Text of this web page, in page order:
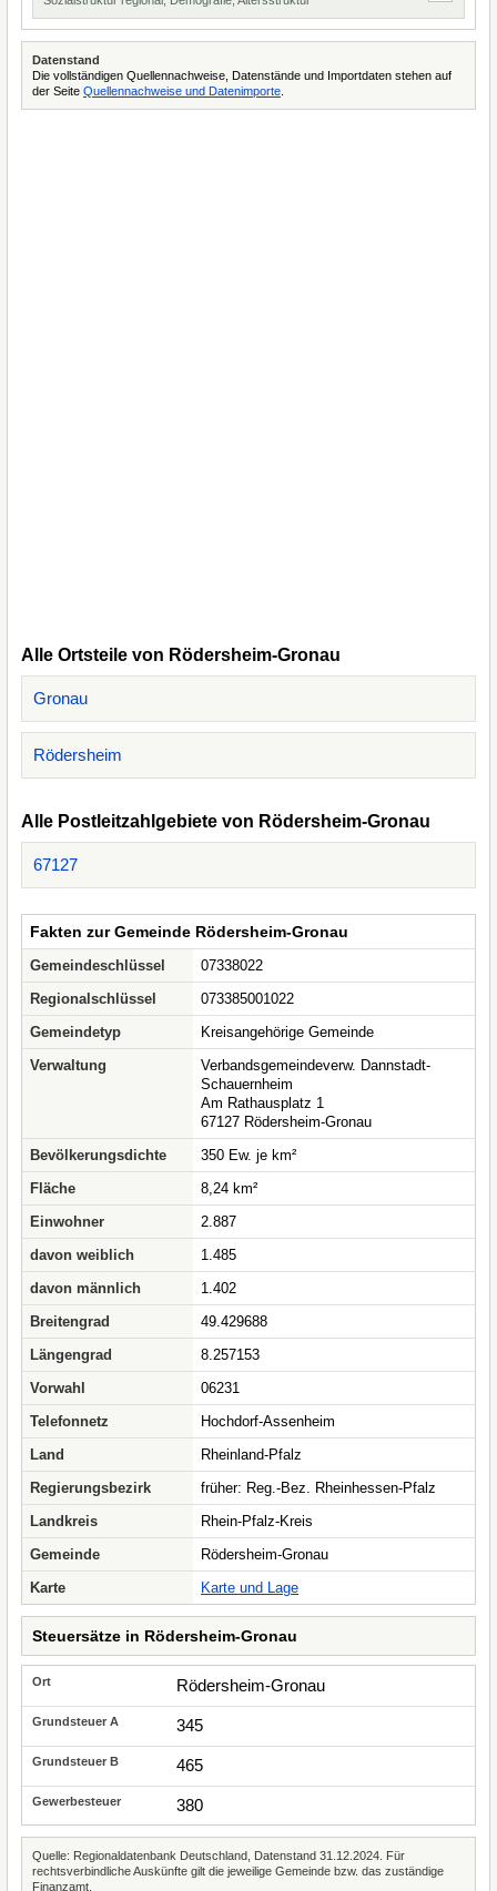
Datenstand
Die vollständigen Quellennachweise, Datenstände und Importdaten stehen auf
der Seite Quellennachweise und Datenimporte
Alle Ortsteile von Rödersheim-Gronau
Gronau
Rödersheim
Alle Postleitzahlgebiete von Rödersheim-Gronau
67127
Fakten zur Gemeinde Rödersheim-Gronau
Gemeindeschlüssel
07338022
Regionalschlüssel
073385001022
Gemeindetyp
Kreisangehörige Gemeinde
Verwaltung
Verbandsgemeindeverw. Dannstadt-
Schauernheim
Am Rathausplatz 1
67127 Rödersheim-Gronau
Bevölkerungsdichte
350 Ew. je km²
Fläche
8,24 km²
Einwohner
2.887
davon weiblich
1.485
davon männlich
1.402
Breitengrad
49.429688
Längengrad
8.257153
Vorwahl
06231
Telefonnetz
Hochdorf-Assenheim
Land
Rheinland-Pfalz
Regierungsbezirk
früher: Reg.-Bez. Rheinhessen-Pfalz
Landkreis
Rhein-Pfalz-Kreis
Gemeinde
Rödersheim-Gronau
Karte
Karte und Lage
Steuersätze in Rödersheim-Gronau
Rödersheim-Gronau
345
465
380
Quelle: Regionaldatenbank Deutschland, Datenstand 31.12.2024. Für
rechtsverbindliche Auskünfte gilt die jeweilige Gemeinde bzw. das zuständige
Finanzamt.